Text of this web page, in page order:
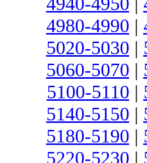
4980-4990 |
5020-5030 |
5060-5070 |
5100-5110 |
5140-5150 |
5180-5190 |
5220-5230 |